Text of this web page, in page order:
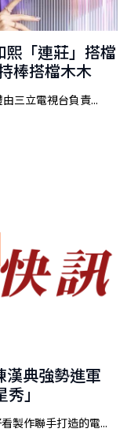
「連莊」搭檔
棒搭檔木木
三立電視台負責...
典強勢進軍
」
製作聯手打造的電...